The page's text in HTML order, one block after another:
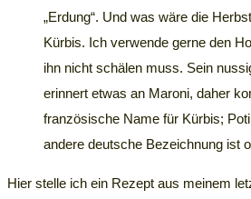
„Erdung“. Und was wäre die
Kürbis. Ich verwende gerne den
ihn nicht schälen muss. Sein
erinnert etwas an Maroni, daher
französische Name für Kürbis;
andere deutsche Bezeichnung ist
Hier stelle ich ein Rezept aus meinem